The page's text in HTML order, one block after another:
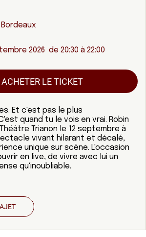
Bordeaux
2026  de 20:30 à 22:00
ACHETER LE TICKET
Et c'est pas le plus
quand tu le vois en vrai. Robin
Trianon le 12 septembre à
vivant hilarant et décalé,
unique sur scène. L'occasion
en live, de vivre avec lui un
qu'inoubliable.